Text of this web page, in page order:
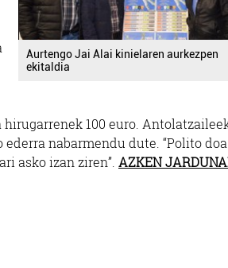
Aurtengo Jai Alai kinielaren aurkezpen
ekitaldia
100 euro.
nabarmendu dute. “Polito doa
asko izan ziren”. AZKEN